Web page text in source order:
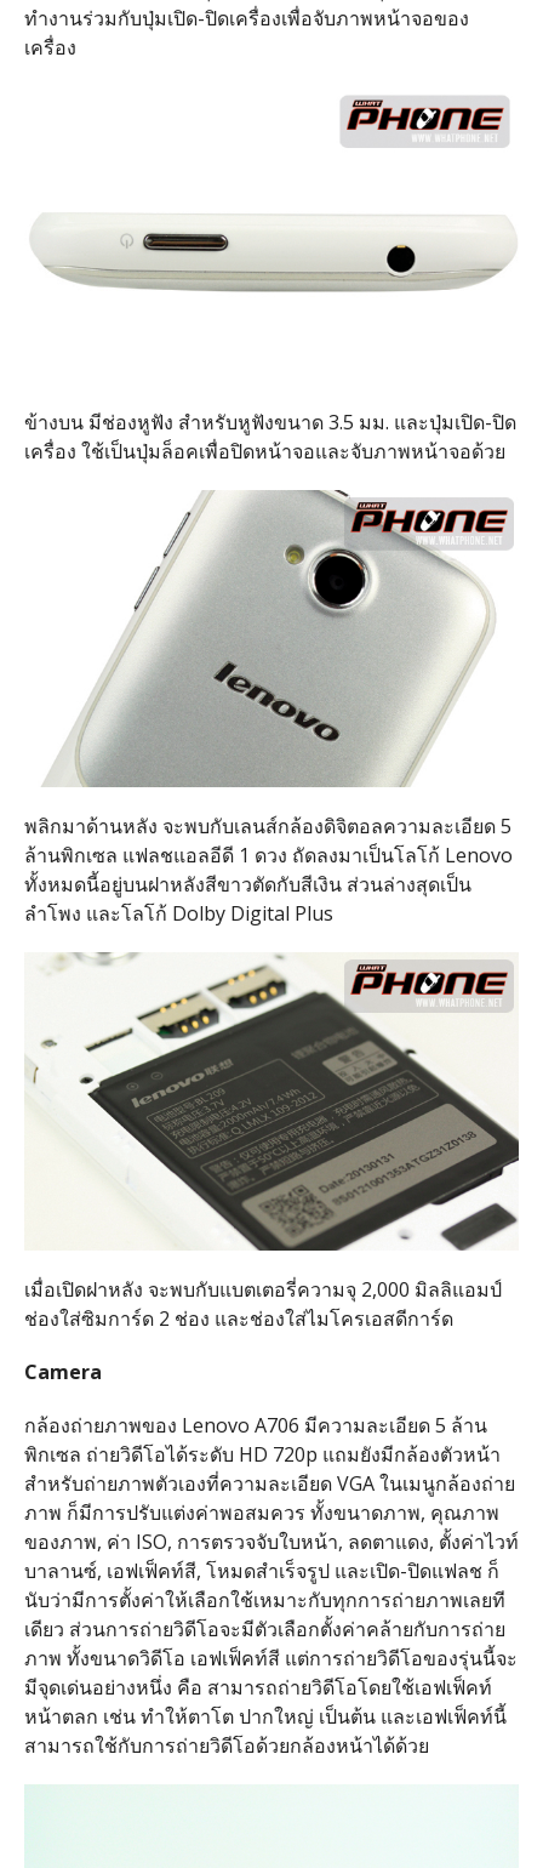
ทำงานร่วมกับปุ่มเปิด-ปิดเครื่องเพื่อจับภาพหน้าจอของ
เครื่อง
ข้างบน มีช่องหูฟัง สำหรับหูฟังขนาด 3.5 มม. และปุ่มเปิด-ปิด
เครื่อง ใช้เป็นปุ่มล็อคเพื่อปิดหน้าจอและจับภาพหน้าจอด้วย
พลิกมาด้านหลัง จะพบกับเลนส์กล้องดิจิตอลความละเอียด 5
ล้านพิกเซล แฟลชแอลอีดี 1 ดวง ถัดลงมาเป็นโลโก้ Lenovo
ทั้งหมดนี้อยู่บนฝาหลังสีขาวตัดกับสีเงิน ส่วนล่างสุดเป็น
ลำโพง และโลโก้ Dolby Digital Plus
เมื่อเปิดฝาหลัง จะพบกับแบตเตอรี่ความจุ 2,000 มิลลิแอมป์
ช่องใส่ซิมการ์ด 2 ช่อง และช่องใส่ไมโครเอสดีการ์ด
Camera
กล้องถ่ายภาพของ Lenovo A706 มีความละเอียด 5 ล้าน
พิกเซล ถ่ายวิดีโอได้ระดับ HD 720p แถมยังมีกล้องตัวหน้า
สำหรับถ่ายภาพตัวเองที่ความละเอียด VGA ในเมนูกล้องถ่าย
ภาพ ก็มีการปรับแต่งค่าพอสมควร ทั้งขนาดภาพ, คุณภาพ
ของภาพ, ค่า ISO, การตรวจจับใบหน้า, ลดตาแดง, ตั้งค่าไวท์
บาลานซ์, เอฟเฟ็คท์สี, โหมดสำเร็จรูป และเปิด-ปิดแฟลช ก็
นับว่ามีการตั้งค่าให้เลือกใช้เหมาะกับทุกการถ่ายภาพเลยที
เดียว ส่วนการถ่ายวิดีโอจะมีตัวเลือกตั้งค่าคล้ายกับการถ่าย
ภาพ ทั้งขนาดวิดีโอ เอฟเฟ็คท์สี แต่การถ่ายวิดีโอของรุ่นนี้จะ
มีจุดเด่นอย่างหนึ่ง คือ สามารถถ่ายวิดีโอโดยใช้เอฟเฟ็คท์
หน้าตลก เช่น ทำให้ตาโต ปากใหญ่ เป็นต้น และเอฟเฟ็คท์นี้
สามารถใช้กับการถ่ายวิดีโอด้วยกล้องหน้าได้ด้วย